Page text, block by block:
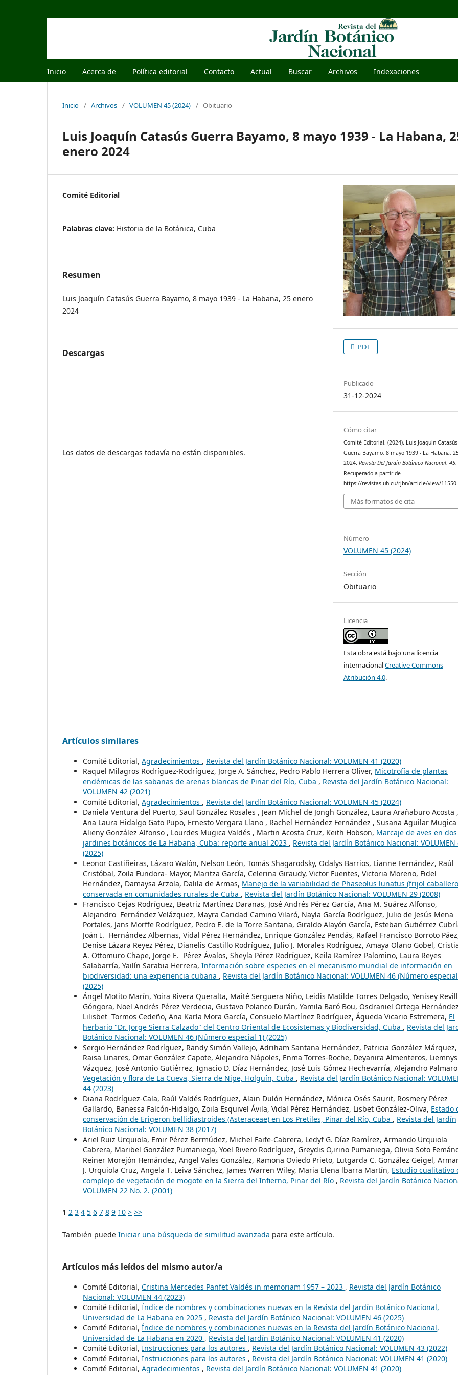
Inicio Acerca de Política editorial Contacto Actual Buscar Archivos Indexaciones
Inicio / Archivos / VOLUMEN 45 (2024) / Obituario
Luis Joaquín Catasús Guerra Bayamo, 8 mayo 1939 - La Habana,
enero 2024
Comité Editorial
Palabras clave: Historia de la Botánica, Cuba
Resumen
Luis Joaquín Catasús Guerra Bayamo, 8 mayo 1939 - La Habana, 25 enero
2024
Descargas
Los datos de descargas todavía no están disponibles.
PDF
Publicado
31-12-2024
Cómo citar
Comité Editorial. (2024). Luis Joaquín Catasús
Guerra Bayamo, 8 mayo 1939 - La Habana,
2024.Revista Del Jardín Botánico Nacional,45
Recuperado a partir de
https://revistas.uh.cu/rjbn/article/view/11550
Más formatos de cita
Número
VOLUMEN 45 (2024)
Sección
Obituario
Licencia
Esta obra está bajo una licencia
internacionalCreative Commons
Atribución 4.0.
Artículos similares
Comité Editorial, Agradecimientos , Revista del Jardín Botánico Nacional: VOLUMEN 41 (2020)
Raquel Milagros Rodríguez-Rodríguez, Jorge A. Sánchez, Pedro Pablo Herrera Oliver, Micotrofía de plantas
endémicas de las sabanas de arenas blancas de Pinar del Río, Cuba , Revista del Jardín Botánico Nacional:
VOLUMEN 42 (2021)
Comité Editorial, Agradecimientos , Revista del Jardín Botánico Nacional: VOLUMEN 45 (2024)
Daniela Ventura del Puerto, Saul González Rosales , Jean Michel de Jongh González, Laura Arañaburo Acosta ,
Ana Laura Hidalgo Gato Pupo, Ernesto Vergara Llano , Rachel Hernández Fernández , Susana Aguilar Mugica
Alieny González Alfonso , Lourdes Mugica Valdés , Martin Acosta Cruz, Keith Hobson, Marcaje de aves en dos
jardines botánicos de La Habana, Cuba: reporte anual 2023 , Revista del Jardín Botánico Nacional: VOLUMEN
(2025)
Leonor Castiñeiras, Lázaro Walón, Nelson León, Tomás Shagarodsky, Odalys Barrios, Lianne Fernández, Raúl
Cristóbal, Zoila Fundora- Mayor, Maritza García, Celerina Giraudy, Victor Fuentes, Victoria Moreno, Fidel
Hernández, Damaysa Arzola, Dalila de Armas, Manejo de la variabilidad de Phaseolus lunatus (frijol
conservada en comunidades rurales de Cuba , Revista del Jardín Botánico Nacional: VOLUMEN 29 (2008)
Francisco Cejas Rodríguez, Beatriz Martínez Daranas, José Andrés Pérez García, Ana M. Suárez Alfonso,
Alejandro Fernández Velázquez, Mayra Caridad Camino Vilaró, Nayla García Rodríguez, Julio de Jesús Mena
Portales, Jans Morffe Rodríguez, Pedro E. de la Torre Santana, Giraldo Alayón García, Esteban Gutiérrez
Joán I. Hernández Albernas, Vidal Pérez Hernández, Enrique González Pendás, Rafael Francisco Borroto
Denise Lázara Reyez Pérez, Dianelis Castillo Rodríguez, Julio J. Morales Rodríguez, Amaya Olano Gobel,
A. Ottomuro Chape, Jorge E. Pérez Ávalos, Sheyla Pérez Rodríguez, Keila Ramírez Palomino, Laura Reyes
Salabarría, Yailín Sarabia Herrera, Información sobre especies en el mecanismo mundial de información en
biodiversidad: una experiencia cubana , Revista del Jardín Botánico Nacional: VOLUMEN 46 (Número
(2025)
Ángel Motito Marín, Yoira Rivera Queralta, Maité Serguera Niño, Leidis Matilde Torres Delgado, Yenisey
Góngora, Noel Andrés Pérez Verdecia, Gustavo Polanco Durán, Yamila Baró Bou, Osdraniel Ortega
Lilisbet Tormos Cedeño, Ana Karla Mora García, Consuelo Martínez Rodríguez, Águeda Vicario Estremera, El
herbario "Dr. Jorge Sierra Calzado" del Centro Oriental de Ecosistemas y Biodiversidad, Cuba , Revista del
Botánico Nacional: VOLUMEN 46 (Número especial 1) (2025)
Sergio Hernández Rodríguez, Randy Simón Vallejo, Adriham Santana Hernández, Patricia González Márquez,
Raisa Linares, Omar González Capote, Alejandro Nápoles, Enma Torres-Roche, Deyanira Almenteros, Liemnys
Vázquez, José Antonio Gutiérrez, Ignacio D. Díaz Hernández, José Luis Gómez Hechevarría, Alejandro
Vegetación y flora de La Cueva, Sierra de Nipe, Holguín, Cuba , Revista del Jardín Botánico Nacional:
44 (2023)
Diana Rodríguez-Cala, Raúl Valdés Rodríguez, Alain Dulón Hernández, Mónica Osés Saurit, Rosmery Pérez
Gallardo, Banessa Falcón-Hidalgo, Zoila Esquivel Ávila, Vidal Pérez Hernández, Lisbet González-Oliva, Estado
conservación de Erigeron bellidiastroides (Asteraceae) en Los Pretiles, Pinar del Río, Cuba , Revista del Jardín
Botánico Nacional: VOLUMEN 38 (2017)
Ariel Ruiz Urquiola, Emir Pérez Bermúdez, Michel Faife-Cabrera, Ledyf G. Díaz Ramírez, Armando Urquiola
Cabrera, Maribel González Pumaniega, Yoel Rivero Rodríguez, Greydis O,irino Pumaniega, Olivia Soto
Reiner Morejón Hemández, Angel Vales González, Ramona Oviedo Prieto, Lutgarda C. González Geigel,
J. Urquiola Cruz, Angela T. Leiva Sánchez, James Warren Wiley, Maria Elena lbarra Martín, Estudio cualitativo
complejo de vegetación de mogote en la Sierra del Infierno, Pinar del Río , Revista del Jardín Botánico
VOLUMEN 22 No. 2. (2001)
1 2 3 4 5 6 7 8 9 10 > >>
También puede Iniciar una búsqueda de similitud avanzada para este artículo.
Artículos más leídos del mismo autor/a
Comité Editorial, Cristina Mercedes Panfet Valdés in memoriam 1957 – 2023 , Revista del Jardín Botánico
Nacional: VOLUMEN 44 (2023)
Comité Editorial, Índice de nombres y combinaciones nuevas en la Revista del Jardín Botánico Nacional,
Universidad de La Habana en 2025 , Revista del Jardín Botánico Nacional: VOLUMEN 46 (2025)
Comité Editorial, Índice de nombres y combinaciones nuevas en la Revista del Jardín Botánico Nacional,
Universidad de La Habana en 2020 , Revista del Jardín Botánico Nacional: VOLUMEN 41 (2020)
Comité Editorial, Instrucciones para los autores , Revista del Jardín Botánico Nacional: VOLUMEN 43 (2022)
Comité Editorial, Instrucciones para los autores , Revista del Jardín Botánico Nacional: VOLUMEN 41 (2020)
Comité Editorial, Agradecimientos , Revista del Jardín Botánico Nacional: VOLUMEN 41 (2020)